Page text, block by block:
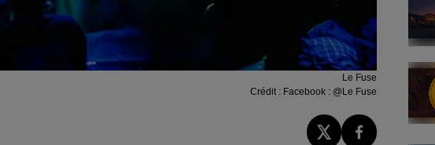
Le Fuse
Crédit : Facebook : @Le Fuse